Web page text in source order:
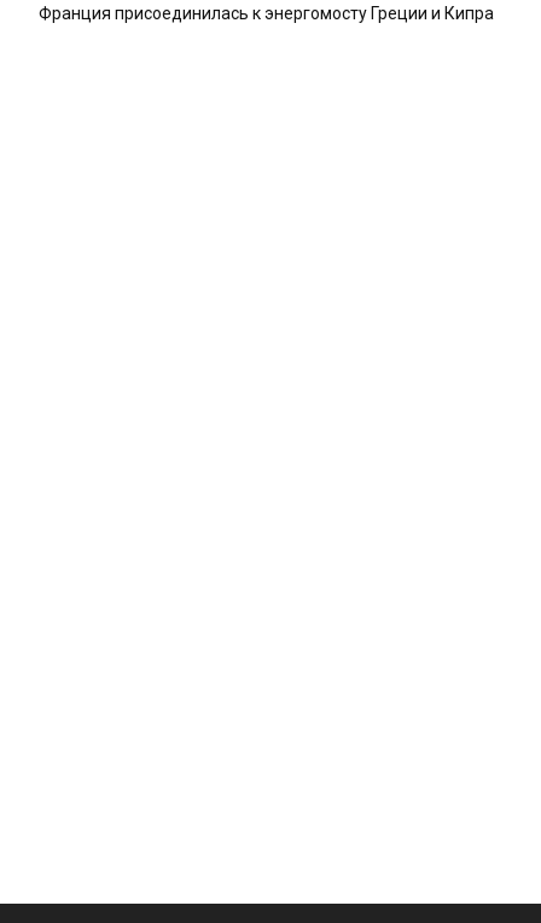
Франция присоединилась к энергомосту Греции и Кипра